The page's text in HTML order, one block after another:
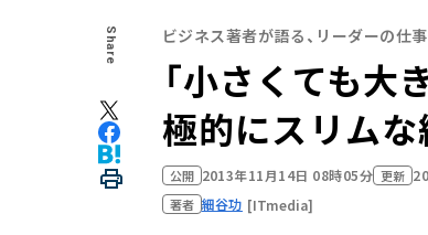
Share ビジネス著者が語る、リーダーの仕
「小さくても大
極的にスリム
公開 2013年11月14日 08時05分 更新
著者 細谷功 [ITmedia]